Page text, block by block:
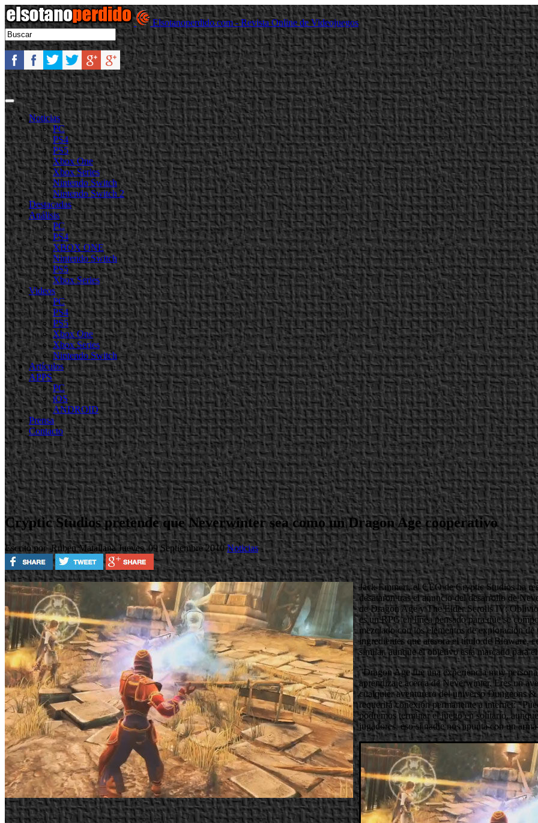
Elsotanoperdido.com - Revista Online de Videojuegos
Noticias
PC
PS4
PS5
Xbox One
Xbox Series
Nintendo Switch
Nintendo Switch 2
Destacadas
Análisis
PC
PS4
XBOX ONE
Nintendo Switch
PS5
Xbox Series
Videos
PC
PS4
PS5
Xbox One
Xbox Series
Nintendo Switch
Artículos
APPS
PC
iOS
ANDROID
Prensa
Contacto
Cryptic Studios pretende que Neverwinter sea como un Dragon Age cooperativo
Escrito por Ruben MatallanaJueves, 09 Septiembre 2010Noticias
Jack Emmert, el CEO de Cryptic Studios ha
desataron tras el anuncio del desarrollo de
de Dragon Age y The Elder Scrolls IV:
es un RPG en línea pensado para que se
mezclado con los elementos de exploración
ingredientes que atesora el título de Bioware,
similar, aunque el objetivo está marcado para
"Dragon Age fue una experiencia muy
aprendizaje acerca de Neverwinter. Eres un
cualquier aventurero del universo Dungeons
requerirá conexión permanente a internet:
podremos terminar el juego en solitario,
jugadores, eso si nadie nos apunta con un